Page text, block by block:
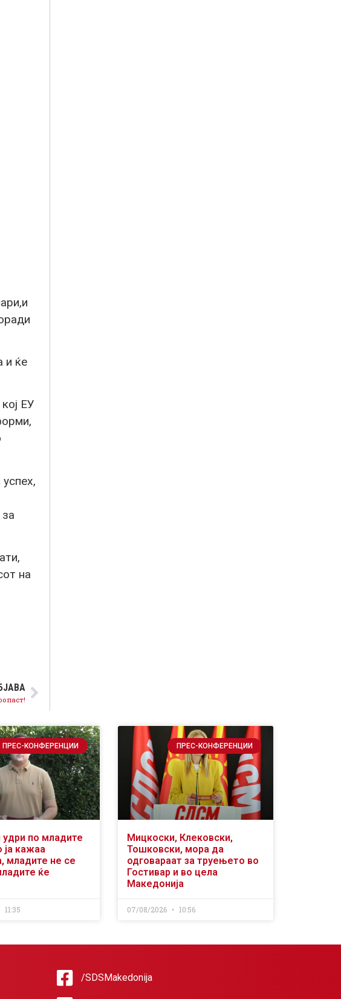
и ќе
ЕУ
на
ПРЕС-КОНФЕРЕНЦИИ
по младите
ја кажаа
младите не се
ќе
11:35
ПРЕС-КОНФЕРЕНЦИИ
Мицкоски, Клековски,
Тошковски, мора да
одговараат за труењето во
Гостивар и во цела
Македонија
07/08/2026 10:56
/SDSMakedonija